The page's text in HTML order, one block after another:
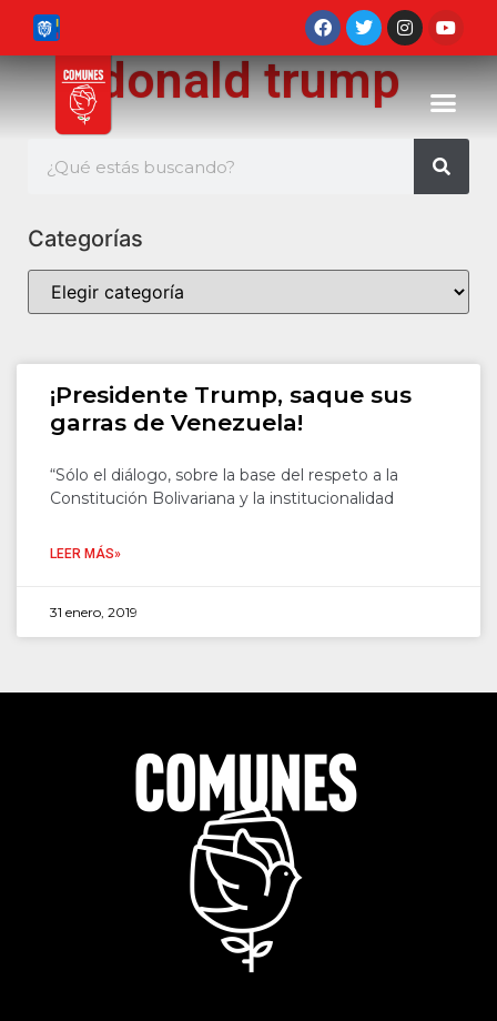
donald trump
Categorías
¡Presidente Trump, saque sus
garras de Venezuela!
“Sólo el diálogo, sobre la base del respeto a la
Constitución Bolivariana y la institucionalidad
LEER MÁS»
31 enero, 2019